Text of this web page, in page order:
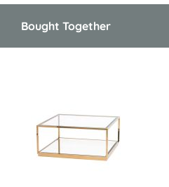
Bought Together